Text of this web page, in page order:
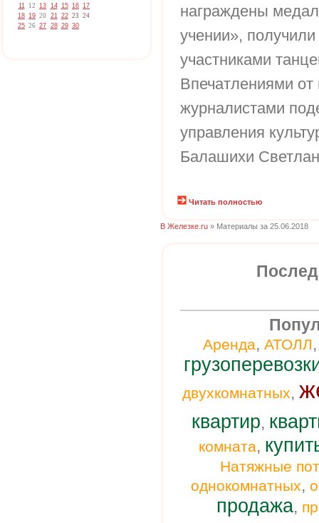
11
12 13 14 15 16 17
18 19 20 21 22 23 24
25 26 27 28 29 30
награждены
учении»,
участниками
Впечатлениями от
журналистами
управления
Балашихи
Читать полностью
В Железке.ru » Материалы за 25.06.2018
Аренда, АТОЛЛ
двухкомнатных,
квартир,
комната,
Натяжные
однокомнатных,
продажа,